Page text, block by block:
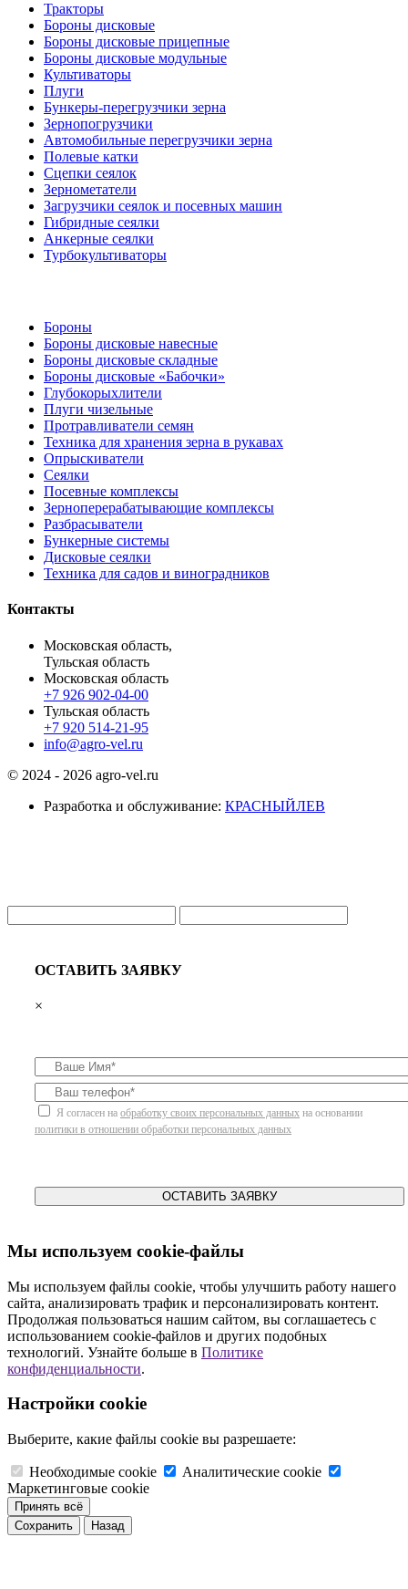
Тракторы
Бороны дисковые
Бороны дисковые прицепные
Бороны дисковые модульные
Культиваторы
Плуги
Бункеры-перегрузчики зерна
Зернопогрузчики
Автомобильные перегрузчики зерна
Полевые катки
Сцепки сеялок
Зернометатели
Загрузчики сеялок и посевных машин
Гибридные сеялки
Анкерные сеялки
Турбокультиваторы
Бороны
Бороны дисковые навесные
Бороны дисковые складные
Бороны дисковые «Бабочки»
Глубокорыхлители
Плуги чизельные
Протравливатели семян
Техника для хранения зерна в рукавах
Опрыскиватели
Сеялки
Посевные комплексы
Зерноперерабатывающие комплексы
Разбрасыватели
Бункерные системы
Дисковые сеялки
Техника для садов и виноградников
Контакты
Московская область,
Тульская область
Московская область
+7 926 902-04-00
Тульская область
+7 920 514-21-95
info@agro-vel.ru
© 2024 - 2026 agro-vel.ru
Разработка и обслуживание: КРАСНЫЙЛЕВ
ОСТАВИТЬ ЗАЯВКУ
×
Я согласен на обработку своих персональных данных на основании
политики в отношении обработки персональных данных
ОСТАВИТЬ ЗАЯВКУ
Мы используем cookie-файлы
Мы используем файлы cookie, чтобы улучшить работу нашего
сайта, анализировать трафик и персонализировать контент.
Продолжая пользоваться нашим сайтом, вы соглашаетесь с
использованием cookie-файлов и других подобных
технологий. Узнайте больше в Политике
конфиденциальности.
Настройки cookie
Выберите, какие файлы cookie вы разрешаете:
Необходимые cookie
Аналитические cookie
Маркетинговые cookie
Принять всё
Сохранить
Назад